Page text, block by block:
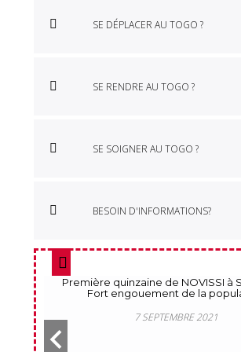
Hôtel Eda Oba
SE DÉPLACER AU TOGO ?
SE RENDRE AU TOGO ?
SE SOIGNER AU TOGO ?
BESOIN D'INFORMATIONS?
Première quinzaine de NOVISSI à
Fort engouement de la
7 SEPTEMBRE 2021